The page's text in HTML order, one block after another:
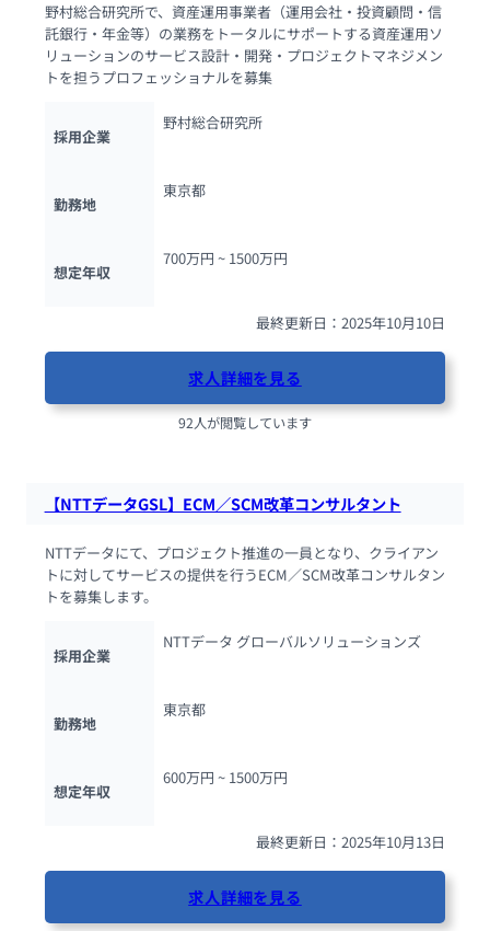
野村総合研究所で、資産運用事業者（運用会社・投資顧問・信
託銀行・年金等）の業務をトータルにサポートする資産運用ソ
リューションのサービス設計・開発・プロジェクトマネジメン
トを担うプロフェッショナルを募集
採用企業
野村総合研究所
勤務地
東京都
想定年収
700万円 ~ 1500万円
最終更新日：2025年10月10日
求人詳細を見る
92人が閲覧しています
【NTTデータGSL】ECM／SCM改革コンサルタント
NTTデータにて、プロジェクト推進の一員となり、クライアン
トに対してサービスの提供を行うECM／SCM改革コンサルタン
トを募集します。
採用企業
NTTデータ グローバルソリューションズ
勤務地
東京都
想定年収
600万円 ~ 1500万円
最終更新日：2025年10月13日
求人詳細を見る